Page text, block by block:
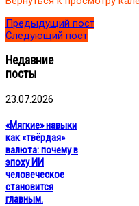
Предыдущий пост
Следующий пост
Недавние
посты
23.07.2026
«Мягкие» навыки
как «твёрдая»
валюта: почему в
эпоху ИИ
человеческое
становится
главным.